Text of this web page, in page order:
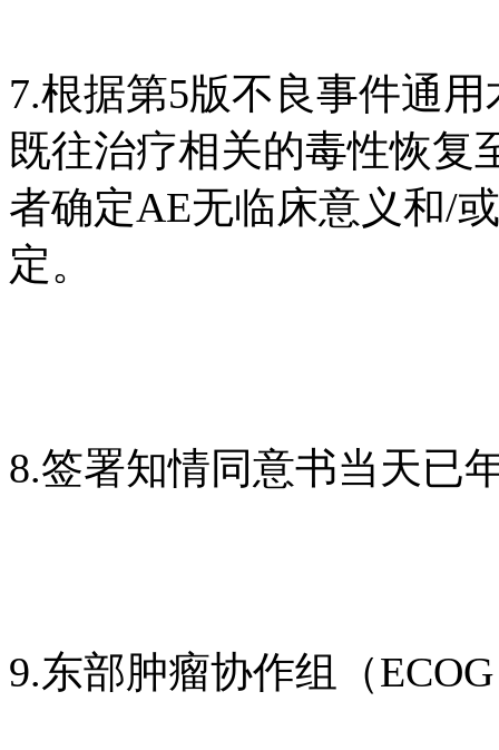
7.根据第5版不良事件通
既往治疗相关的毒性恢复
者确定AE无临床意义和/
定。
8.签署知情同意书当天已
9.东部肿瘤协作组（